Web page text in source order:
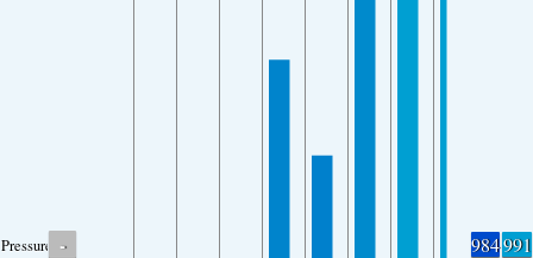
Pressure - 984991